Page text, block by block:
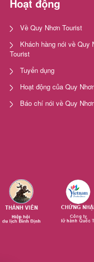
Hoạt động
Về Quy Nhơn Tourist
Khách hàng nói về Quy
Tourist
Tuyển dụng
Hoạt động của Quy
Báo chí nói về Quy